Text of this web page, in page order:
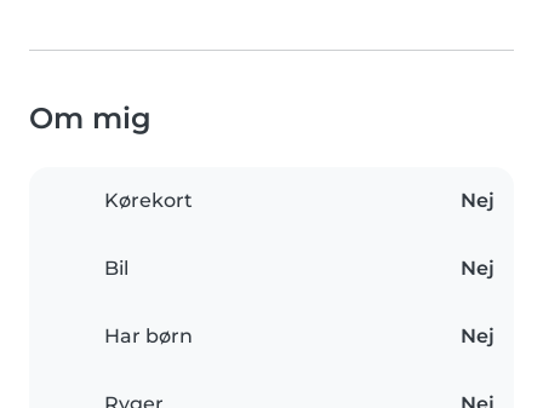
Om mig
Kørekort Nej
Bil Nej
Har børn Nej